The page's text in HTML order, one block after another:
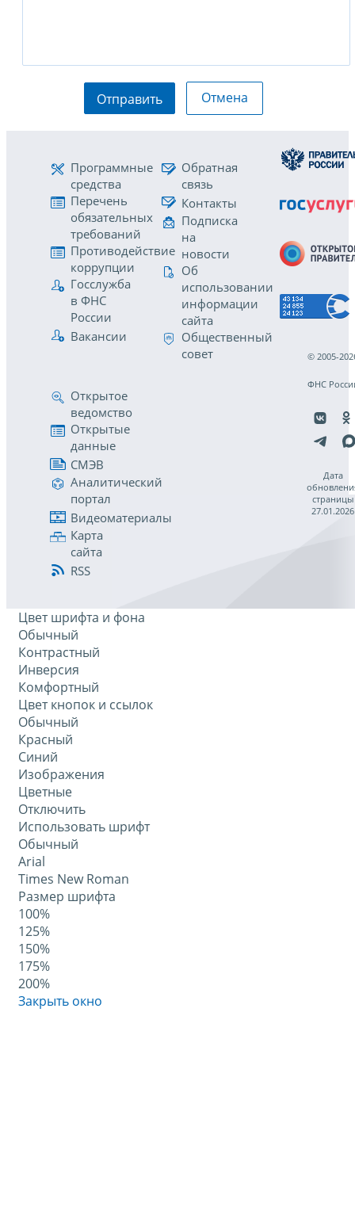
Отправить Отмена
Программные
средства
Перечень
обязательных
требований
Противодействие
коррупции
Госслужба
в ФНС
России
Вакансии
Обратная
связь
Контакты
Подписка
на
новости
Об
использовании
информации
сайта
Общественный
совет
Открытое
ведомство
Открытые
данные
СМЭВ
Аналитический
портал
Видеоматериалы
Карта
сайта
RSS
© 2005-
ФНС
Дата
страницы
27.01.2026
Цвет шрифта и фона
Обычный
Контрастный
Инверсия
Комфортный
Цвет кнопок и ссылок
Обычный
Красный
Синий
Изображения
Цветные
Отключить
Использовать шрифт
Обычный
Arial
Times New Roman
Размер шрифта
100%
125%
150%
175%
200%
Закрыть окно